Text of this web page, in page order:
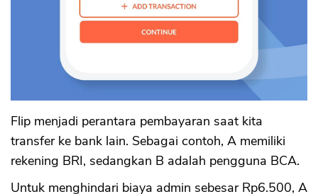
Flip menjadi perantara pembayaran saat kita
transfer ke bank lain. Sebagai contoh, A memiliki
rekening BRI, sedangkan B adalah pengguna BCA.
Untuk menghindari biaya admin sebesar Rp6.500, A